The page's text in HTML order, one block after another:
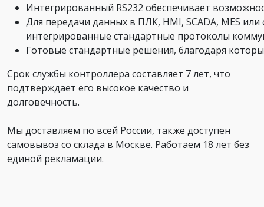
Интегрированный RS232 обеспечивает
Для передачи данных в ПЛК, HMI, SCADA, MES
интегрированные стандартные протоколы
Готовые стандартные решения, благодаря
Срок службы контроллера составляет 7 лет, что
подтверждает его высокое качество и
долговечность.
Мы доставляем по всей России, также доступен
самовывоз со склада в Москве. Работаем 18 лет без
единой рекламации.